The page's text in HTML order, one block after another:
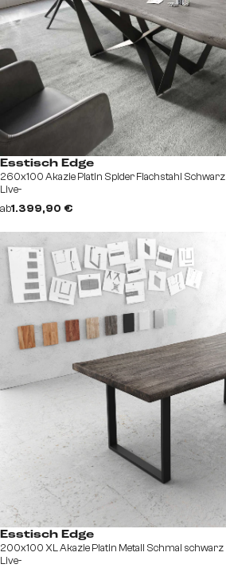
Esstisch Edge
260x100 Akazie Platin Spider Flachstahl Schwarz
Live-
ab1.399,90 €
Esstisch Edge
200x100 XL Akazie Platin Metall Schmal schwarz
Live-